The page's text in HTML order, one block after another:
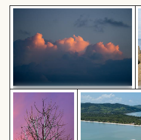
Schöne
Sonnenuntergangswolken mit
rosa Farbtönen
Baumsilhouette vor